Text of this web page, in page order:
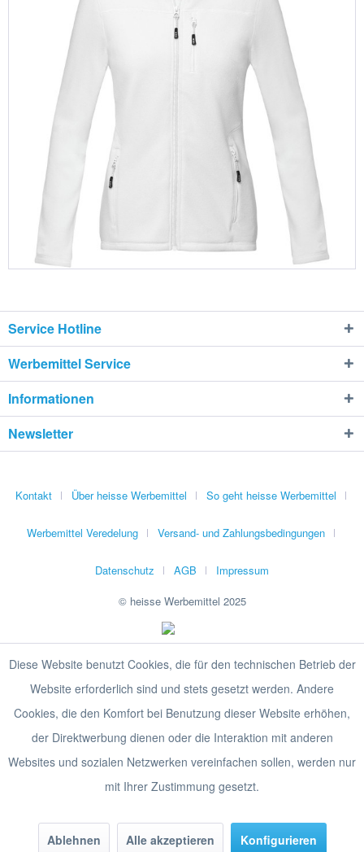
Service Hotline
Werbemittel Service
Informationen
Newsletter
Kontakt Über heisse Werbemittel So geht heisse Werbemittel
Werbemittel Veredelung Versand- und Zahlungsbedingungen
Datenschutz AGB
Impressum
© heisse Werbemittel 2025
Diese Website benutzt Cookies, die für den technischen Betrieb der
Website erforderlich sind und stets gesetzt werden. Andere
Cookies, die den Komfort bei Benutzung dieser Website erhöhen,
der Direktwerbung dienen oder die Interaktion mit anderen
Websites und sozialen Netzwerken vereinfachen sollen, werden nur
mit Ihrer Zustimmung gesetzt.
Ablehnen Alle akzeptieren Konfigurieren